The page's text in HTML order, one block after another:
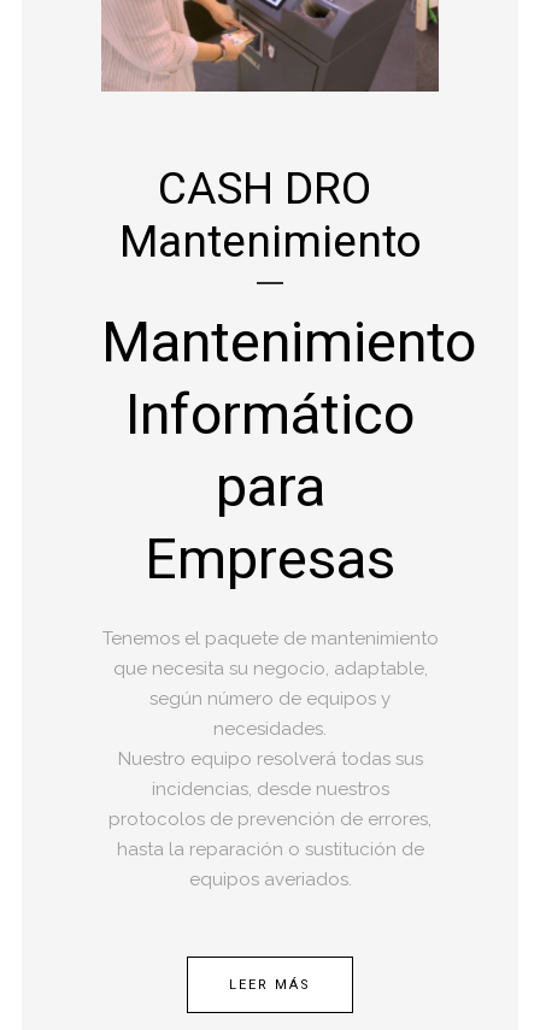
CASH DRO
Mantenimiento
Mantenimiento
Informático
para
Empresas
Tenemos el paquete de mantenimiento
que necesita su negocio, adaptable,
según número de equipos y
necesidades.
Nuestro equipo resolverá todas sus
incidencias, desde nuestros
protocolos de prevención de errores,
hasta la reparación o sustitución de
equipos averiados.
LEER MÁS